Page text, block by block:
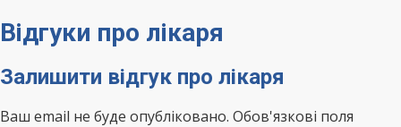
Відгуки про лікаря
Залишити відгук про лікаря
Ваш email не буде опубліковано. Обов'язкові поля